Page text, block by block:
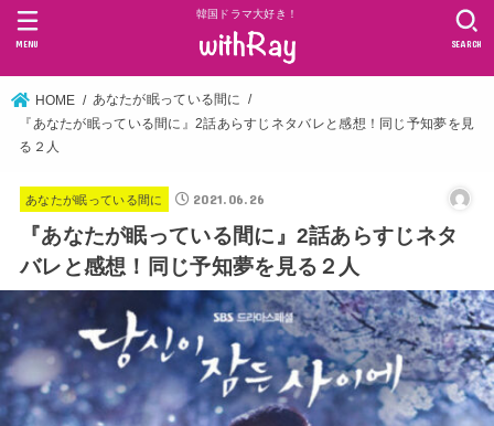
韓国ドラマ大好き！
SEARCH
MENU
HOME
あなたが眠っている間に
『あなたが眠っている間に』2話あらすじネタバレと感想！同じ予知夢を見
る２人
あなたが眠っている間に 2021.06.26
『あなたが眠っている間に』2話あらすじネタ
バレと感想！同じ予知夢を見る２人